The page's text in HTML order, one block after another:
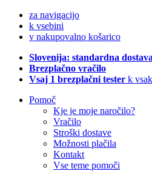
za navigacijo
k vsebini
v nakupovalno košarico
Slovenija: standardna
Brezplačno vračilo
Vsaj 1 brezplačni tester k
Pomoč
Kje je moje naročilo?
Vračilo
Stroški dostave
Možnosti plačila
Kontakt
Vse teme pomoči